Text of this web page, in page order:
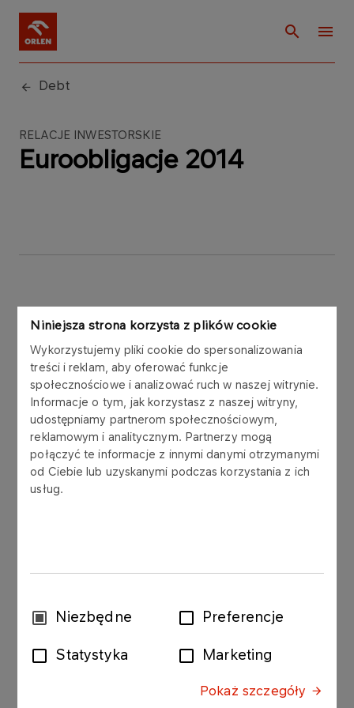
Niniejsza strona korzysta z plików cookie
Wykorzystujemy pliki cookie do spersonalizowania
treści i reklam, aby oferować funkcje
społecznościowe i analizować ruch w naszej witrynie.
Informacje o tym, jak korzystasz z naszej witryny,
udostępniamy partnerom społecznościowym,
reklamowym i analitycznym. Partnerzy mogą
połączyć te informacje z innymi danymi otrzymanymi
od Ciebie lub uzyskanymi podczas korzystania z ich
usług.
WybórNiezbędne Preferencje
Statystyka Marketing
Pokaż szczegóły
Debt
RELACJE INWESTORSKIE
Euroobligacje 2014
Euroobligacje
WAŻNE: Przed przejściem dalej musi
Pan/Pani przeczytać poniższe zrzeczenie się
odpowiedzialności.Elektroniczna wersja
prospektu bazowego z dnia 3 czerwca
2016 roku, do której chce Pan/Pani wejść
(“Prospekt Bazowy”), została udostępniona na
zasadami opublikowanymi przez Bank
odpowiedzialności może być zmieniane lub
uaktualniane, więc należy je przeczytać w
całości podczas każdej wizyty na niniejszej
stronie oraz przed przeczytaniem, wejściem
do lub innym wykorzystaniem załączonych
dokumentów. Poprzez wejście do Prospektu